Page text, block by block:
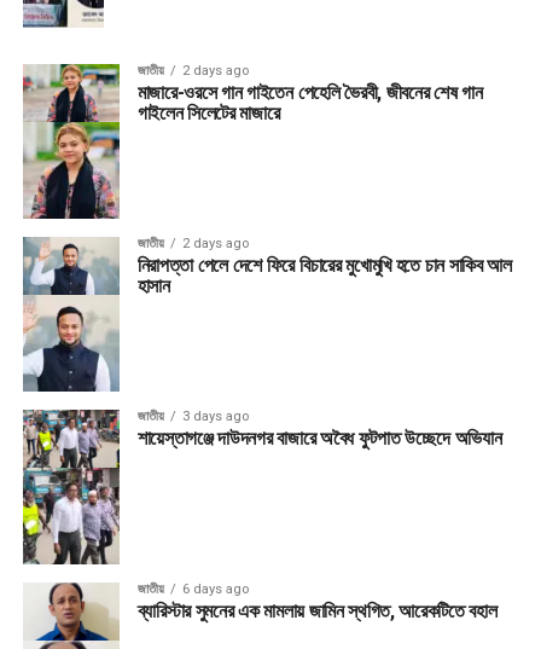
জাতীয় 2 days ago
মাজারে-ওরসে গান গাইতেন পেহেলি ভৈরবী, জীবনের শেষ গান
গাইলেন সিলেটের মাজারে
জাতীয় 2 days ago
নিরাপত্তা পেলে দেশে ফিরে বিচারের মুখোমুখি হতে চান সাকিব আল
হাসান
জাতীয় 3 days ago
শায়েস্তাগঞ্জে দাউদনগর বাজারে অবৈধ ফুটপাত উচ্ছেদে অভিযান
জাতীয় 6 days ago
ব্যারিস্টার সুমনের এক মামলায় জামিন স্থগিত, আরেকটিতে বহাল